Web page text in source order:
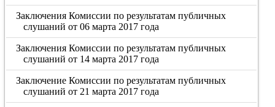
Заключения Комиссии по результатам публичных
слушаний от 06 марта 2017 года
Заключения Комиссии по результатам публичных
слушаний от 14 марта 2017 года
Заключение Комиссии по результатам публичных
слушаний от 21 марта 2017 года